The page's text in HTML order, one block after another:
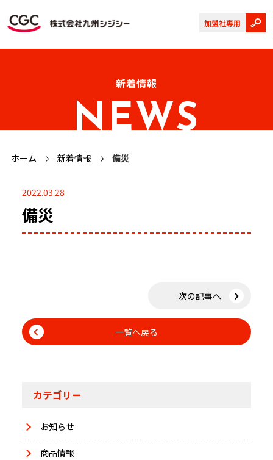
加盟社専用
新着情報
NEWS
ホーム 新着情報 備災
2022.03.28
備災
一覧へ戻る
次の記事へ
カテゴリー
お知らせ
商品情報